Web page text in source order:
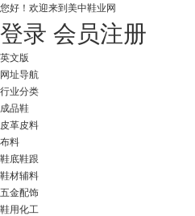
您好！ 欢迎来到美中鞋业网
登录 会员注册
英文版
网址导航
行业分类
成品鞋
皮革皮料
布料
鞋底鞋跟
鞋材辅料
五金配饰
鞋用化工